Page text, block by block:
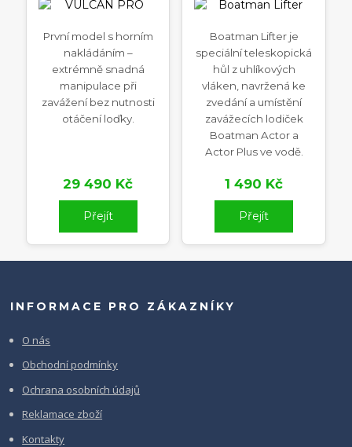
První model s horním
nakládáním –
extrémně snadná
manipulace při
zavážení bez nutnosti
otáčení loďky.
29 490 Kč
Přejít
Boatman Lifter je
speciální teleskopická
hůl z uhlíkových
vláken, navržená ke
zvedání a umístění
zavážecích lodiček
Boatman Actor a
Actor Plus ve vodě.
1 490 Kč
Přejít
INFORMACE PRO ZÁKAZNÍKY
O nás
Obchodní podmínky
Ochrana osobních údajů
Reklamace zboží
Kontakty